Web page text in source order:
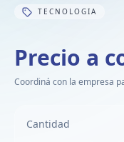
TECNOLOGIA
Precio a
Coordiná con la empresa
Cantidad